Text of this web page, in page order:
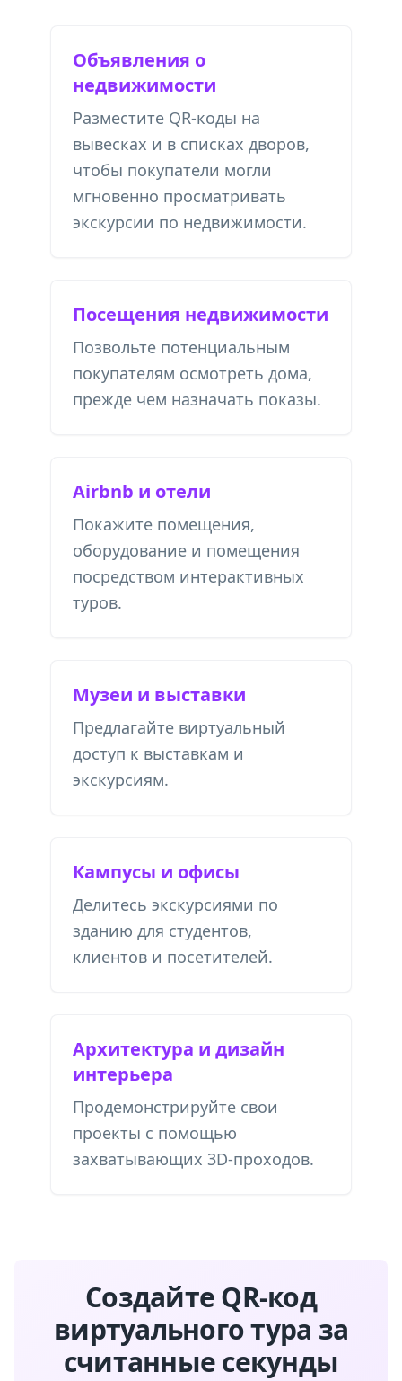
Объявления о
недвижимости
Разместите QR-коды на
вывесках и в списках дворов,
чтобы покупатели могли
мгновенно просматривать
экскурсии по недвижимости.
Посещения недвижимости
Позвольте потенциальным
покупателям осмотреть дома,
прежде чем назначать показы.
Airbnb и отели
Покажите помещения,
оборудование и помещения
посредством интерактивных
туров.
Музеи и выставки
Предлагайте виртуальный
доступ к выставкам и
экскурсиям.
Кампусы и офисы
Делитесь экскурсиями по
зданию для студентов,
клиентов и посетителей.
Архитектура и дизайн
интерьера
Продемонстрируйте свои
проекты с помощью
захватывающих 3D-проходов.
Создайте QR-код
виртуального тура за
считанные секунды